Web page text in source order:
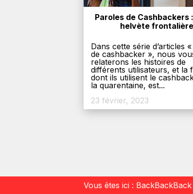
Paroles de Cashbackers
helvète frontalière
Dans cette série d’articles
de cashbacker », nous
relaterons les histoires de
différents utilisateurs, et la
dont ils utilisent le
la quarentaine, est...
23 février, 2023
Vous êtes ici : BackBackBack